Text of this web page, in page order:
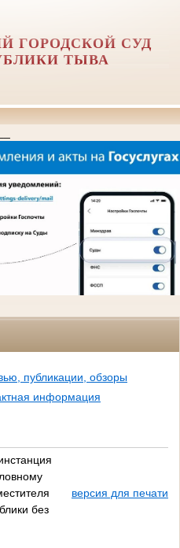
ГОРОДСКОЙ СУД
ТЫВА
публикации, обзоры
информация
без
версия для печати